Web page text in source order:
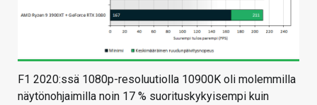
F1 2020:ssä 1080p-resoluutiolla 10900K oli molemmilla
näytönohjaimilla noin 17 % suorituskykyisempi kuin